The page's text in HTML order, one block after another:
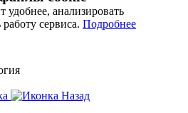
удобнее, анализировать
сервиса. Подробнее
Назад